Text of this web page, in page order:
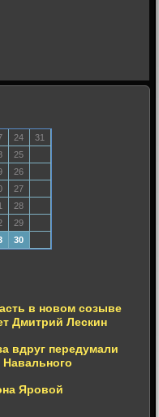
24
31
25
26
27
28
29
30
в новом созыве
Дмитрий Лескин
вдруг передумали
Яровой